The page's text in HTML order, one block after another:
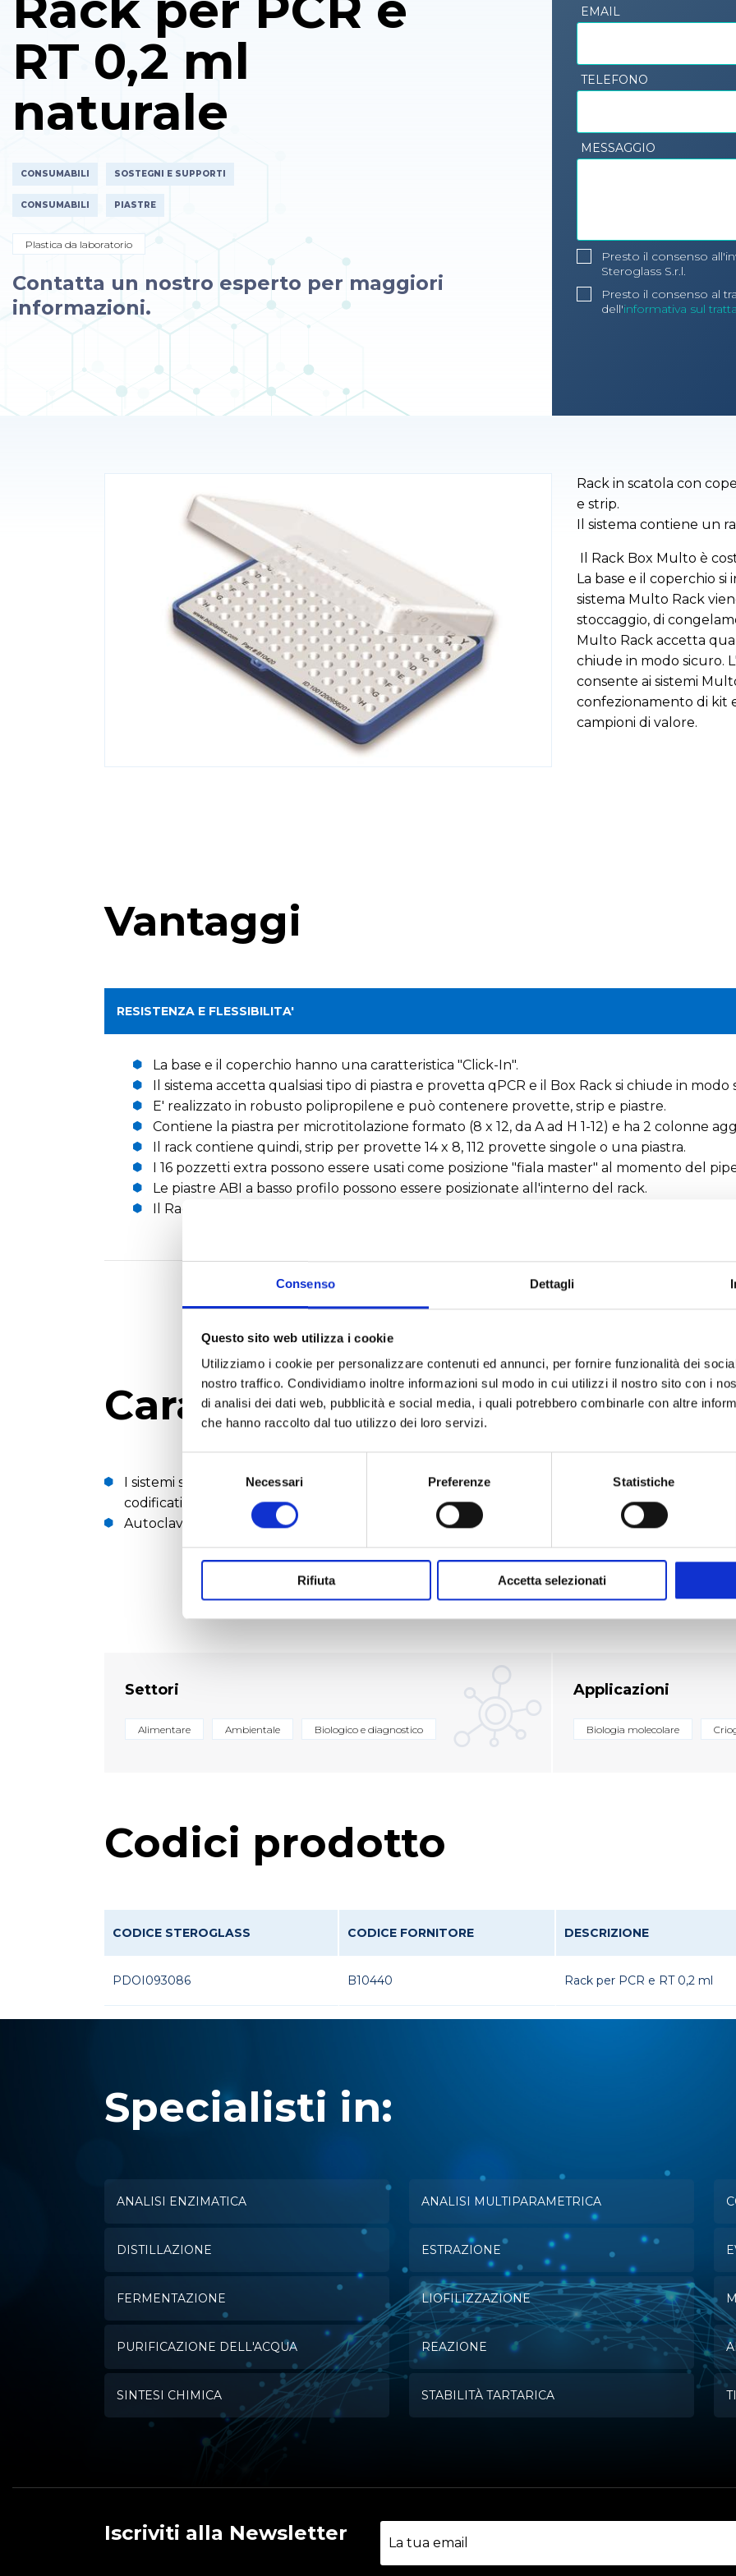
Consenso Dettagli
Questo sito web utilizza i cookie
Utilizziamo i cookie per personalizzare contenuti ed annunci, per fornire funzionalità dei
nostro traffico. Condividiamo inoltre informazioni sul modo in cui utilizzi il nostro sito con i
di analisi dei dati web, pubblicità e social media, i quali potrebbero combinarle con altre
che hanno raccolto dal tuo utilizzo dei loro servizi.
del
Necessari Preferenze Statistiche
Rifiuta Accetta selezionati
RT 0,2 ml
naturale
CONSUMABILI SOSTEGNI E SUPPORTI
CONSUMABILI PIASTRE
Plastica da laboratorio
Contatta un nostro esperto per maggiori
informazioni.
EMAIL
TELEFONO
MESSAGGIO
Presto il consenso
Steroglass S.r.l.
Presto il consenso al
dell'informativa sul
Rack in scatola con
e strip.
Il sistema contiene un
Il Rack Box Multo è
La base e il coperchio si
sistema Multo Rack
stoccaggio, di
Multo Rack accetta
chiude in modo sicuro.
consente ai sistemi
confezionamento di kit
campioni di valore.
Vantaggi
RESISTENZA E FLESSIBILITA'
La base e il coperchio hanno una caratteristica "Click-In".
Il sistema accetta qualsiasi tipo di piastra e provetta qPCR e il Box Rack si chiude in modo
E' realizzato in robusto polipropilene e può contenere provette, strip e piastre.
Contiene la piastra per microtitolazione formato (8 x 12, da A ad H 1-12) e ha 2 colonne
Il rack contiene quindi, strip per provette 14 x 8, 112 provette singole o una piastra.
I 16 pozzetti extra possono essere usati come posizione "fiala master" al momento del
Le piastre ABI a basso profilo possono essere posizionate all'interno del rack.
Il Rack può essere usato come rack da lavoro, da stoccaggio, da congelamento o da Cryo
RICHIEDI UN PREVENTIVO
Caratteristiche tecniche
I sistemi sono disponibili in 8 colori, sono marcati "in product" e
codificati (marcatura al laser).
Autoclavabile a 121 °C, 15 minuti, 2.2 bar.
Dimensioni piastra rack:
Dimensioni piastra
Dimensioni piastra box
RICHIEDI UN PREVENTIVO
Settori
Alimentare Ambientale Biologico e diagnostico
Applicazioni
Biologia molecolare
Codici prodotto
CODICE STEROGLASS CODICE FORNITORE DESCRIZIONE
PDOI093086 B10440 Rack per PCR e RT 0,2 ml
Specialisti in:
ANALISI ENZIMATICA ANALISI MULTIPARAMETRICA
DISTILLAZIONE ESTRAZIONE
FERMENTAZIONE LIOFILIZZAZIONE
PURIFICAZIONE DELL'ACQUA REAZIONE
SINTESI CHIMICA STABILITÀ TARTARICA
Iscriviti alla Newsletter